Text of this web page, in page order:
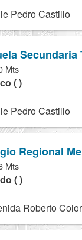
Pedro Castillo
Secundaria
Mts
( )
Pedro Castillo
Regional
Mts
( )
Roberto